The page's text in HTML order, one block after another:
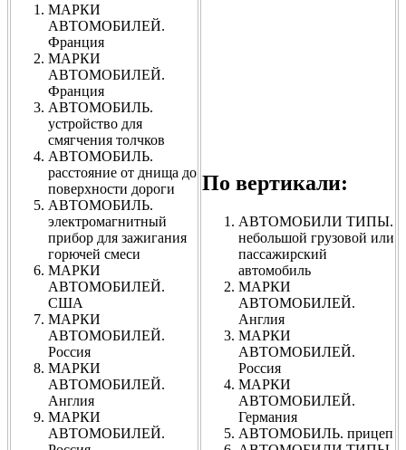
МАРКИ
АВТОМОБИЛЕЙ.
Франция
МАРКИ
АВТОМОБИЛЕЙ.
Франция
АВТОМОБИЛЬ.
устройство для
смягчения толчков
АВТОМОБИЛЬ.
расстояние от днища до
поверхности дороги
АВТОМОБИЛЬ.
электромагнитный
прибор для зажигания
горючей смеси
МАРКИ
АВТОМОБИЛЕЙ.
США
МАРКИ
АВТОМОБИЛЕЙ.
Россия
МАРКИ
АВТОМОБИЛЕЙ.
Англия
МАРКИ
АВТОМОБИЛЕЙ.
По вертикали:
АВТОМОБИЛИ ТИПЫ.
небольшой грузовой или
пассажирский
автомобиль
МАРКИ
АВТОМОБИЛЕЙ.
Англия
МАРКИ
АВТОМОБИЛЕЙ.
Россия
МАРКИ
АВТОМОБИЛЕЙ.
Германия
АВТОМОБИЛЬ. прицеп